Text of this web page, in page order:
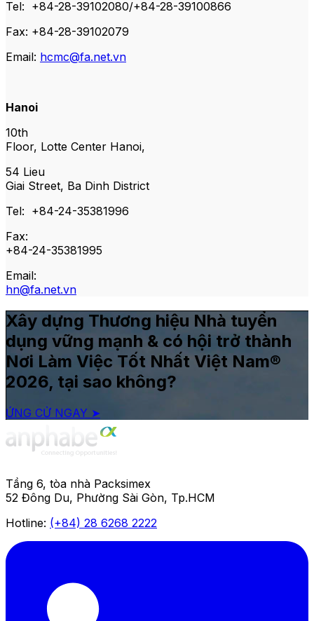
Tel: +84-28-39102080/+84-28-39100866
Fax: +84-28-39102079
Email: hcmc@fa.net.vn
Hanoi
10th
Floor, Lotte Center Hanoi,
54 Lieu
Giai Street, Ba Dinh District
Tel: +84-24-35381996
Fax:
+84-24-35381995
Email:
hn@fa.net.vn
Xây dựng Thương hiệu Nhà tuyển
dụng vững mạnh & có hội trở thành
Nơi Làm Việc Tốt Nhất Việt Nam®
2026, tại sao không?
ỨNG CỬ NGAY ➤
Tầng 6, tòa nhà Packsimex
52 Đông Du, Phường Sài Gòn, Tp.HCM
Hotline: (+84) 28 6268 2222